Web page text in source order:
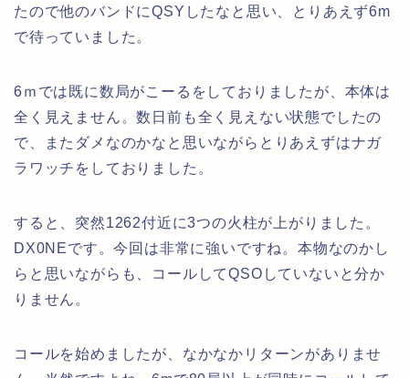
たので他のバンドにQSYしたなと思い、とりあえず6m
で待っていました。
6ｍでは既に数局がこーるをしておりましたが、本体は
全く見えません。数日前も全く見えない状態でしたの
で、またダメなのかなと思いながらとりあえずはナガ
ラワッチをしておりました。
すると、突然1262付近に3つの火柱が上がりました。
DX0NEです。今回は非常に強いですね。本物なのかし
らと思いながらも、コールしてQSOしていないと分か
りません。
コールを始めましたが、なかなかリターンがありませ